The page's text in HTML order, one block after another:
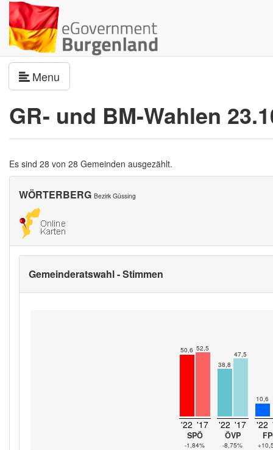
Menu
GR- und BM-Wahlen
Es sind 28 von 28 Gemeinden ausgezählt.
WÖRTERBERG Bezirk Güssing
Gemeinderatswahl - Stimmen
50,6 52,5
'22 '17
SPÖ
-1,84%
38,8
47,5
'22 '17
ÖVP
-8,75%
10,6
'22